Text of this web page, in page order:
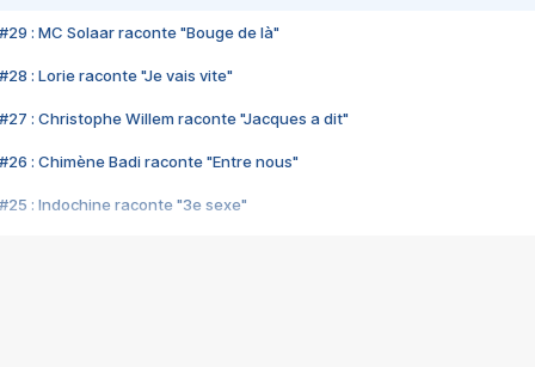
#29 : MC Solaar raconte "Bouge de là"
#28 : Lorie raconte "Je vais vite"
#27 : Christophe Willem raconte "Jacques a dit"
#26 : Chimène Badi raconte "Entre nous"
#25 : Indochine raconte "3e sexe"